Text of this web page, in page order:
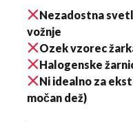
Nezadostna
vožnje
Ozek vzorec
Halogenske
Ni idealno za
močan dež)